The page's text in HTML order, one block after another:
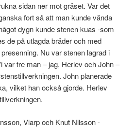
sidan ner mot gräset. Var det
fort så att man kunde vända
dygn kunde stenen kuas -som
de på utlagda bräder och med
Nu var stenen lagrad i
var tre man – jag, Herlev och John –
John planerade
vilket han också gjorde. Herlev
Viarp och Knut Nilsson -